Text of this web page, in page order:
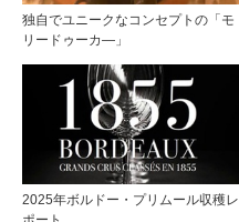
独自でユニークなコンセプトの「モ
リードゥーカ―」
2025年ボルドー・プリムール収穫レ